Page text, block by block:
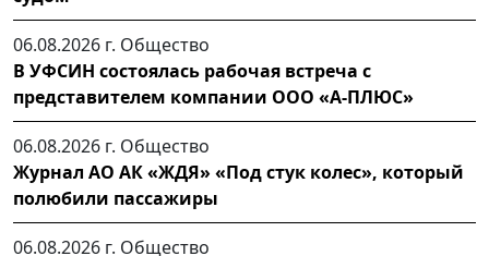
06.08.2026 г. Общество
В УФСИН состоялась рабочая встреча с
представителем компании ООО «А-ПЛЮС»
06.08.2026 г. Общество
Журнал АО АК «ЖДЯ» «Под стук колес», который
полюбили пассажиры
06.08.2026 г. Общество